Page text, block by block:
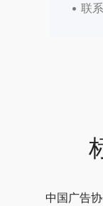
• 联
中国广告